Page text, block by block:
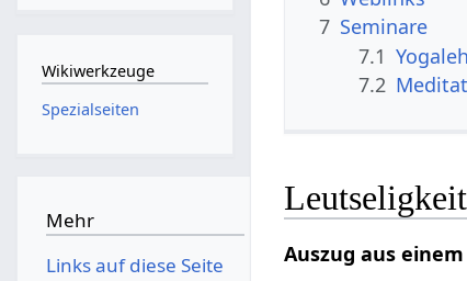
7 Seminare
7.1
7.2
Auszug aus
Wikiwerkzeuge
Spezialseiten
Mehr
Links auf diese Seite